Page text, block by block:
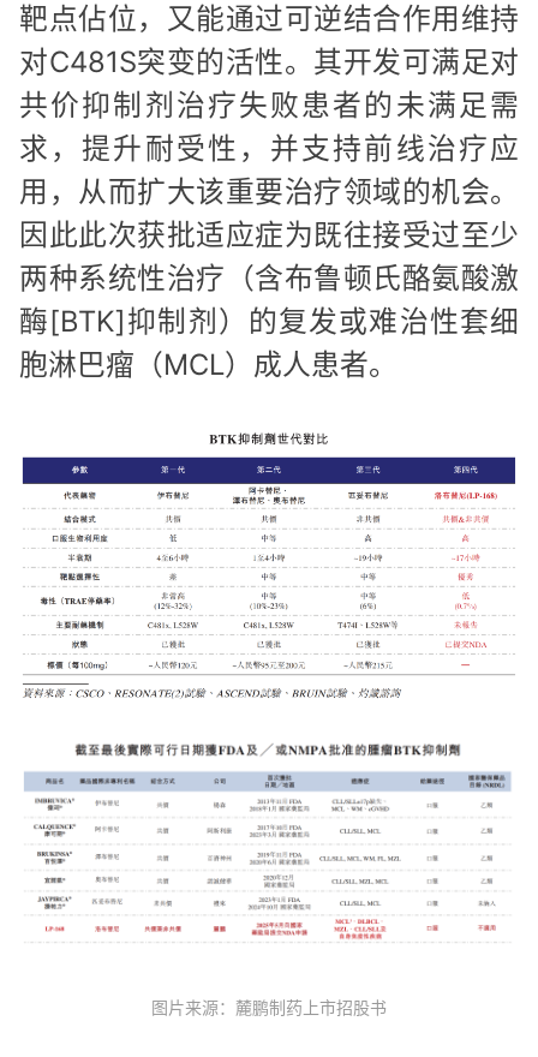
靶点佔位，又能通过可逆结合作用维持
对C481S突变的活性。其开发可满足对
共价抑制剂治疗失败患者的未满足需
求，提升耐受性，并支持前线治疗应
用，从而扩大该重要治疗领域的机会。
因此此次获批适应症为既往接受过至少
两种系统性治疗（含布鲁顿氏酪氨酸激
酶[BTK]抑制剂）的复发或难治性套细
胞淋巴瘤（MCL）成人患者。
图片来源： 麓鹏制药上市招股书